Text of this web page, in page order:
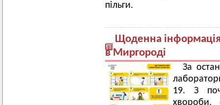
пільги.
Щоденна інформація
в Миргороді
За
19. З
хвороби,